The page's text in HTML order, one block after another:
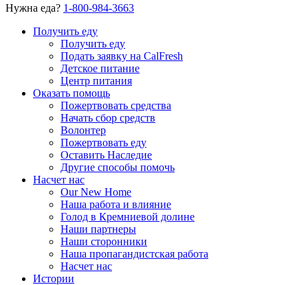
Нужна еда? 1-800-984-3663
Получить еду
Получить еду
Подать заявку на CalFresh
Детское питание
Центр питания
Оказать помощь
Пожертвовать средства
Начать сбор средств
Волонтер
Пожертвовать еду
Оставить Наследие
Другие способы помочь
Насчет нас
Our New Home
Наша работа и влияние
Голод в Кремниевой долине
Наши партнеры
Наши сторонники
Наша пропагандистская работа
Насчет нас
Истории